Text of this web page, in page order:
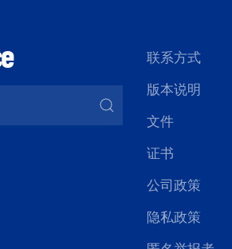
联系方式
版本说明
文件
证书
公司政策
隐私政策